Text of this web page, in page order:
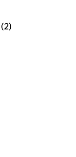
(2)